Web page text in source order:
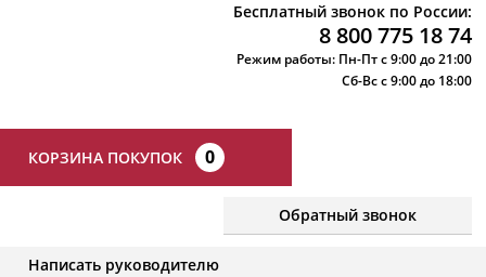
Бесплатный звонок по России:
8 800 775 18 74
Режим работы: Пн-Пт с 9:00 до 21:00
Сб-Вс с 9:00 до 18:00
КОРЗИНА ПОКУПОК 0
Обратный звонок
Написать руководителю